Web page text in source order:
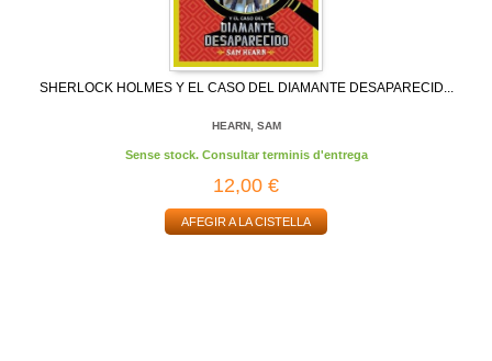
SHERLOCK HOLMES Y EL CASO DEL DIAMANTE DESAPARECID...
HEARN, SAM
Sense stock. Consultar terminis d'entrega
12,00 €
AFEGIR A LA CISTELLA